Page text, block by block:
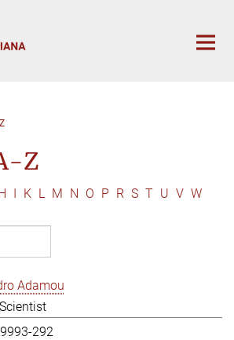
Z
I K L M N O P R S T U V W
Adamou
292